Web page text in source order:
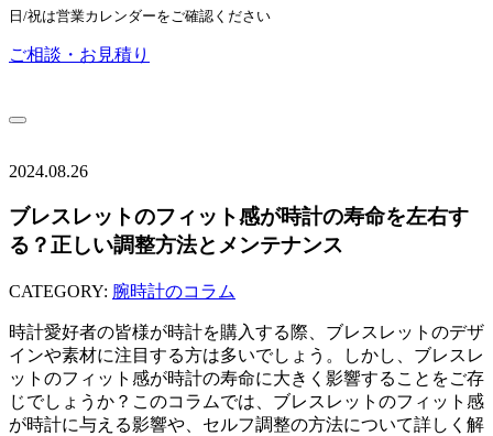
日/祝は営業カレンダーをご確認ください
ご相談・お見積り
2024.08.26
ブレスレットのフィット感が時計の寿命を左右す
る？正しい調整方法とメンテナンス
CATEGORY: 腕時計のコラム
時計愛好者の皆様が時計を購入する際、ブレスレットのデザ
インや素材に注目する方は多いでしょう。しかし、ブレスレ
ットのフィット感が時計の寿命に大きく影響することをご存
じでしょうか？このコラムでは、ブレスレットのフィット感
が時計に与える影響や、セルフ調整の方法について詳しく解